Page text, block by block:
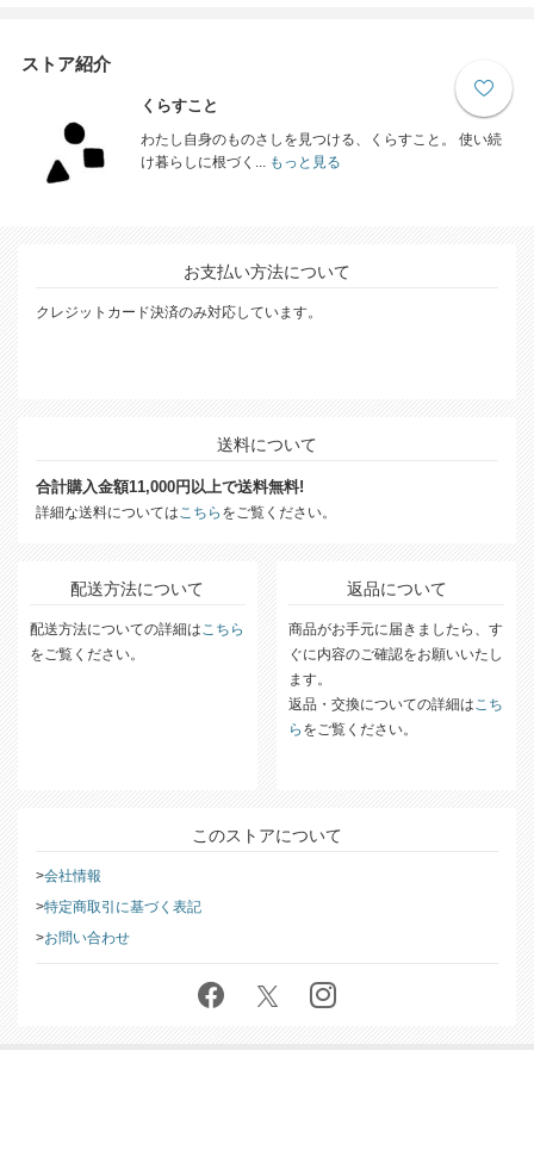
ストア紹介
くらすこと
わたし自身のものさしを見つける、くらすこと。 使い続
け暮らしに根づく...もっと見る
お支払い方法について
クレジットカード決済のみ対応しています。
送料について
合計購入金額11,000円以上で送料無料!
詳細な送料についてはこちら をご覧ください。
配送方法について
配送方法についての詳細はこちら
をご覧ください。
返品について
商品がお手元に届きましたら、す
ぐに内容のご確認をお願いいたし
ます。
返品・交換についての詳細はこち
ら をご覧ください。
このストアについて
会社情報
特定商取引に基づく表記
お問い合わせ